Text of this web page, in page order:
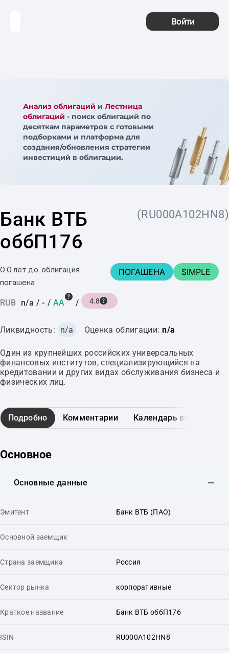
Войти
Анализ облигаций и Лестница
облигаций - поиск облигаций по
десяткам параметров с готовыми
подборками и платформа для
создания/обновления стратегии
инвестиций в облигации.
Банк ВТБ
оббП176
(RU000A102HN8)
0.0 лет до: облигация
погашена
ПОГАШЕНА SIMPLE
RUB n/a / - / AA / 4.8
Ликвидность: n/a Оценка облигации: n/a
Один из крупнейших российских универсальных
финансовых институтов, специализирующийся на
кредитовании и других видах обслуживания бизнеса и
физических лиц.
Подробно Комментарии Календарь выплат
Основное
Основные данные
Эмитент Банк ВТБ (ПАО)
Основной заемщик
Страна заемщика Россия
Сектор рынка корпоративные
Краткое название Банк ВТБ оббП176
ISIN RU000A102HN8